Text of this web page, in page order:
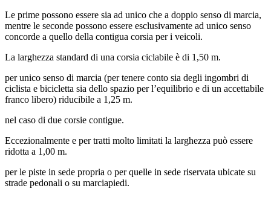
Le prime possono essere sia ad unico che a doppio senso di marcia,
mentre le seconde possono essere esclusivamente ad unico senso
concorde a quello della contigua corsia per i veicoli.
La larghezza standard di una corsia ciclabile è di 1,50 m.
per unico senso di marcia (per tenere conto sia degli ingombri di
ciclista e bicicletta sia dello spazio per l’equilibrio e di un accettabile
franco libero) riducibile a 1,25 m.
nel caso di due corsie contigue.
Eccezionalmente e per tratti molto limitati la larghezza può essere
ridotta a 1,00 m.
per le piste in sede propria o per quelle in sede riservata ubicate su
strade pedonali o su marciapiedi.